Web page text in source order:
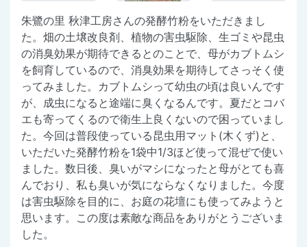
朱鷺の里 秋津工房さんの発酵竹粉をいただきまし
た。畑の土壌改良剤、植物の害虫駆除、生ゴミや昆虫
の消臭効果が期待できるとのことで、母がカブトムシ
を飼育しているので、消臭効果を期待してさっそく使
ってみました。カブトムシって幼虫の頃は良いんです
が、成虫になると途端に臭くなるんです。夏だとコバ
エも寄ってくるので衛生上良くないので困っていまし
た。今回は普段使っている昆虫用マット(木くず)と、
いただいた発酵竹粉を1袋中1/3ほど使って混ぜで使い
ました。数日後、臭いがマシになったと母がとても喜
んでおり、私も臭いが気にならなくなりました。今度
は害虫駆除を目的に、お庭の花壇にも使ってみようと
思います。この度は素敵な商品をありがとうございま
した。